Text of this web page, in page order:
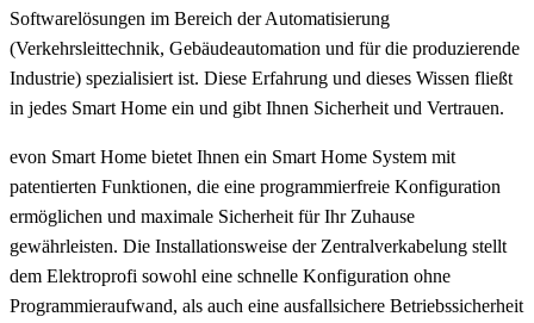
Softwarelösungen im Bereich der Automatisierung
(Verkehrsleittechnik, Gebäudeautomation und für die produzierende
Industrie) spezialisiert ist. Diese Erfahrung und dieses Wissen fließt
in jedes Smart Home ein und gibt Ihnen Sicherheit und Vertrauen.
evon Smart Home bietet Ihnen ein Smart Home System mit
patentierten Funktionen, die eine programmierfreie Konfiguration
ermöglichen und maximale Sicherheit für Ihr Zuhause
gewährleisten. Die Installationsweise der Zentralverkabelung stellt
dem Elektroprofi sowohl eine schnelle Konfiguration ohne
Programmieraufwand, als auch eine ausfallsichere Betriebssicherheit